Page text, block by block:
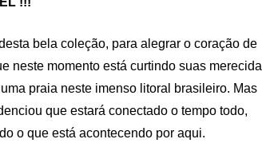
bela coleção, para alegrar o coração de
neste momento está curtindo suas
praia neste imenso litoral brasileiro. Mas
que estará conectado o tempo todo,
o que está acontecendo por aqui.